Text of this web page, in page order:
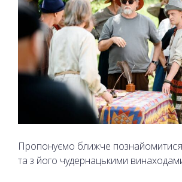
Пропонуємо ближче
та з його чудернацькими